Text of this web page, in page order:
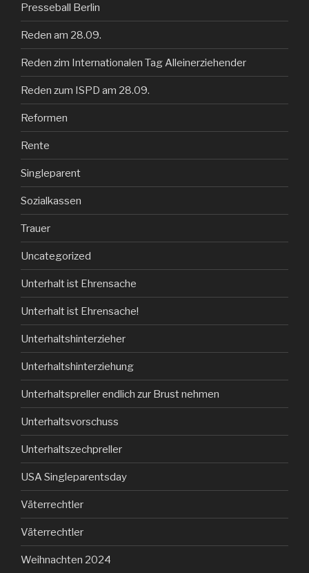
Presseball Berlin
Reden am 28.09.
Reden zim Internationalen Tag Alleinerziehender
Reden zum ISPD am 28.09.
Reformen
Rente
Singleparent
Sozialkassen
Trauer
Uncategorized
Unterhalt ist Ehrensache
Unterhalt ist Ehrensache!
Unterhaltshinterzieher
Unterhaltshinterziehung
Unterhaltspreller endlich zur Brust nehmen
Unterhaltsvorschuss
Unterhaltszechpreller
USA Singleparentsday
Väterrechtler
Väterrechtler
Weihnachten 2024